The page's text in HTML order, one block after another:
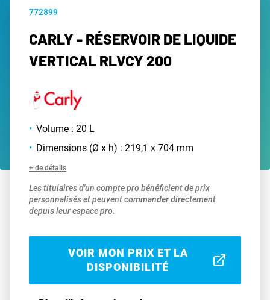
772899
CARLY - RÉSERVOIR DE LIQUIDE
VERTICAL RLVCY 200
Volume : 20 L
Dimensions (Ø x h) : 219,1 x 704 mm
+ de détails
Les titulaires d'un compte pro bénéficient de prix
personnalisés et peuvent commander directement
depuis leur espace pro.
VOIR MON PRIX ET LA
DISPONIBILITÉ